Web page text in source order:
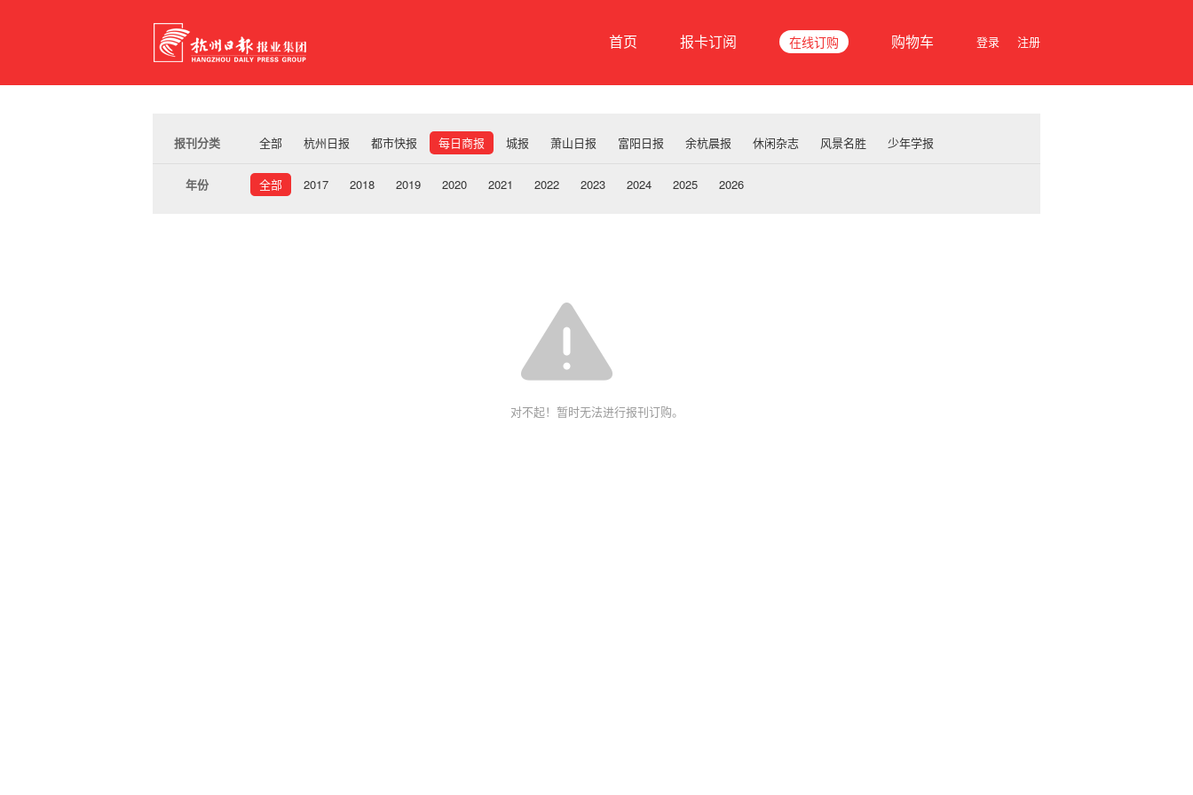
首页 报卡订阅 在线订购 购物车 登录 注册
报刊分类 全部 杭州日报 都市快报 每日商报 城报 萧山日报 富阳日报 余杭晨报 休闲杂志 风景名胜 少年学报
年份 全部 2017 2018 2019 2020 2021 2022 2023 2024 2025 2026
对不起！暂时无法进行报刊订购。